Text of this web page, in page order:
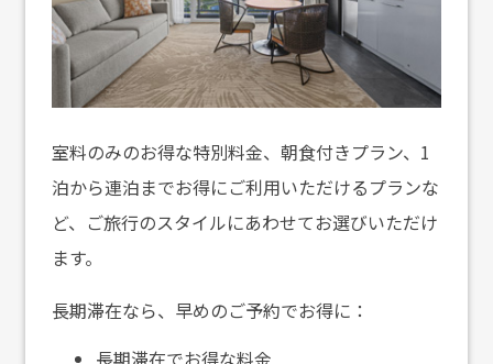
室料のみのお得な特別料金、朝食付きプラン、1
泊から連泊までお得にご利用いただけるプランな
ど、ご旅行のスタイルにあわせてお選びいただけ
ます。
長期滞在なら、早めのご予約でお得に：
長期滞在でお得な料金